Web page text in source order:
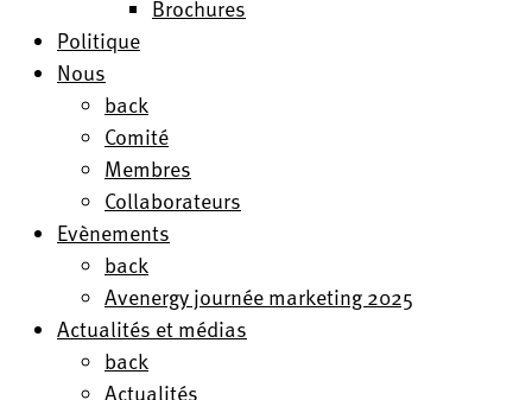
Brochures
Politique
Nous
back
Comité
Membres
Collaborateurs
Evènements
back
Avenergy journée marketing 2025
Actualités et médias
back
Actualités